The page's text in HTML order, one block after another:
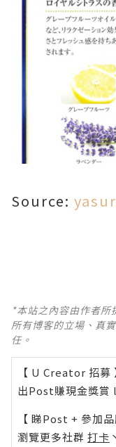
Source:
*本站之內容由作者
所有博客的立場、真
任。
【 U Creator 招募
出Post賺現金獎賞 l
【 睇Post + 參加品
瀏覽更多社群 打卡